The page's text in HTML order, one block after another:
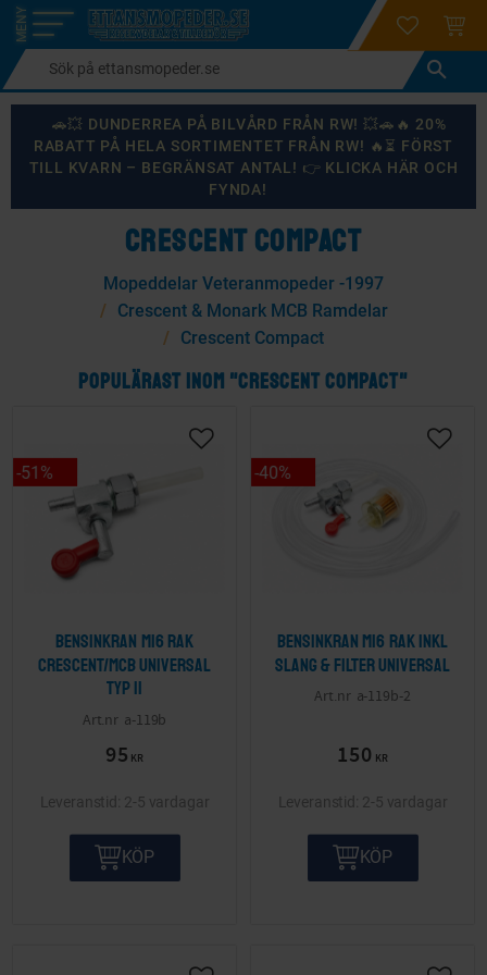
Meny
login
🚗💥 DUNDERREA PÅ BILVÅRD FRÅN RW! 💥🚗🔥 20%
RABATT PÅ HELA SORTIMENTET FRÅN RW! 🔥⏳ FÖRST
TILL KVARN – BEGRÄNSAT ANTAL! 👉 KLICKA HÄR OCH
FYNDA!
CRESCENT COMPACT
Mopeddelar Veteranmopeder -1997
Crescent & Monark MCB Ramdelar
Crescent Compact
POPULÄRAST INOM "CRESCENT COMPACT"
Bensinkran M16 Rak
Crescent/MCB Universal
Typ II
a-119b
95 KR
51 %
2-5 vardagar
KÖP
Bensinkran M16 Rak inkl
slang & filter Universal
a-119b-2
150 KR
40%
2-5 vardagar
KÖP